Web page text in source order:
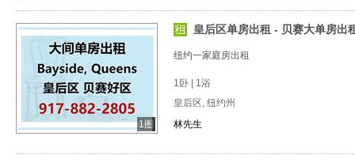
1图
皇后区单房出租 - 贝赛大单房出
纽约一家庭房出租
1卧 | 1浴
皇后区, 纽约州
林先生